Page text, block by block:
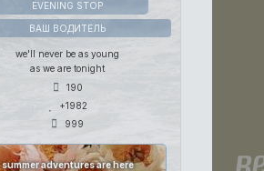
EVENING STOP
ВАШ ВОДИТЕЛЬ
we'll never be as young
as we are tonight
190
+1982
999
summer adventures are here